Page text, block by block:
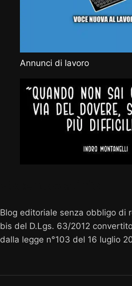
Annunci di lavoro
Blog editoriale senza obbligo di
bis del D.Lgs. 63/2012
dalla legge n°103 del 16 luglio